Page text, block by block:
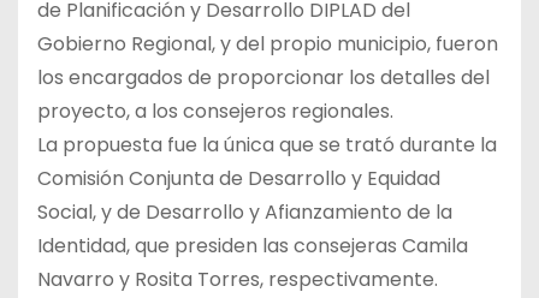
de Planificación y Desarrollo DIPLAD del
Gobierno Regional, y del propio municipio, fueron
los encargados de proporcionar los detalles del
proyecto, a los consejeros regionales.
La propuesta fue la única que se trató durante la
Comisión Conjunta de Desarrollo y Equidad
Social, y de Desarrollo y Afianzamiento de la
Identidad, que presiden las consejeras Camila
Navarro y Rosita Torres, respectivamente.